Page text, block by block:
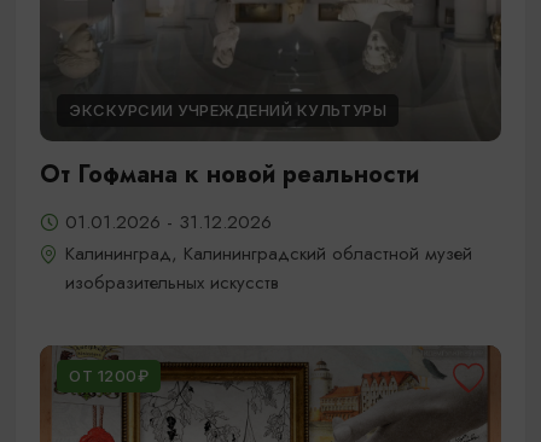
ЭКСКУРСИИ УЧРЕЖДЕНИЙ КУЛЬТУРЫ
От Гофмана к новой реальности
01.01.2026 - 31.12.2026
Калининград, Калининградский областной музей
изобразительных искусств
ОТ 1200₽